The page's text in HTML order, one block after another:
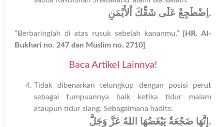
اِضْطَجِعْ عَلَى شَقِّكَ اْلأَيْمَنِ .
“Berbaringlah di atas rusuk sebelah kananmu.”
[HR. Al-
Bukhari no. 247 dan Muslim no. 2710]
Baca Artikel Lainnya!
Tidak dibenarkan telungkup dengan posisi perut
sebagai tumpuannya baik ketika tidur malam
ataupun tidur siang. Sebagaimana hadits:
إِنَّهَا ضَجْعَةٌ يَبْغَضُهَا اللهُ عَزَّ وَجَلَّ .